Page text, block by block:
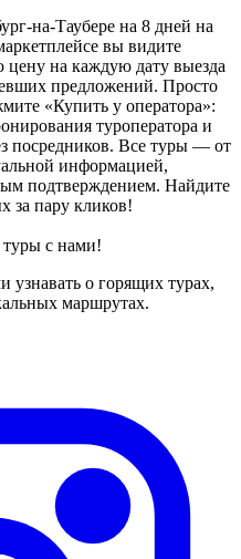
на-Таубере на 8 дней на
вы видите
цену на каждую дату выезда
предложений. Просто
«Купить у оператора»:
туроператора и
посредников. Все туры — от
информацией,
подтверждением. Найдите
за пару кликов!
туры с нами!
о горящих турах,
маршрутах.